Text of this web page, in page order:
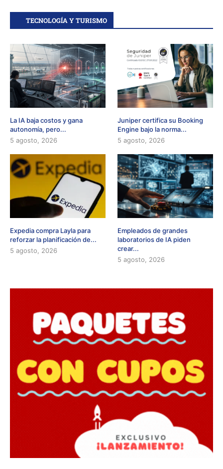
TECNOLOGÍA Y TURISMO
La IA baja costos y gana
autonomía, pero...
5 agosto, 2026
Juniper certifica su Booking
Engine bajo la norma...
5 agosto, 2026
Expedia compra Layla para
reforzar la planificación de...
5 agosto, 2026
Empleados de grandes
laboratorios de IA piden
crear...
5 agosto, 2026